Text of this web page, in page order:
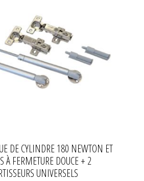
DE CYLINDRE 180 NEWTON ET
À FERMETURE DOUCE + 2
UNIVERSELS